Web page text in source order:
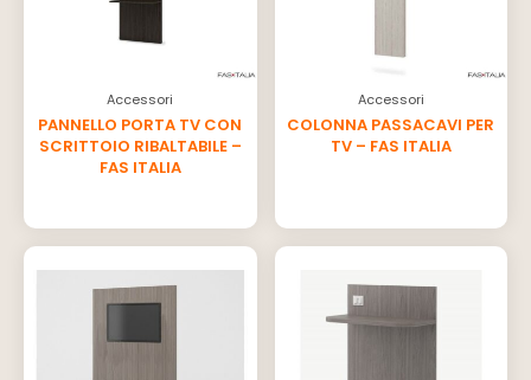
Accessori
PANNELLO PORTA TV CON
SCRITTOIO RIBALTABILE –
FAS ITALIA
Accessori
COLONNA PASSACAVI PER
TV – FAS ITALIA